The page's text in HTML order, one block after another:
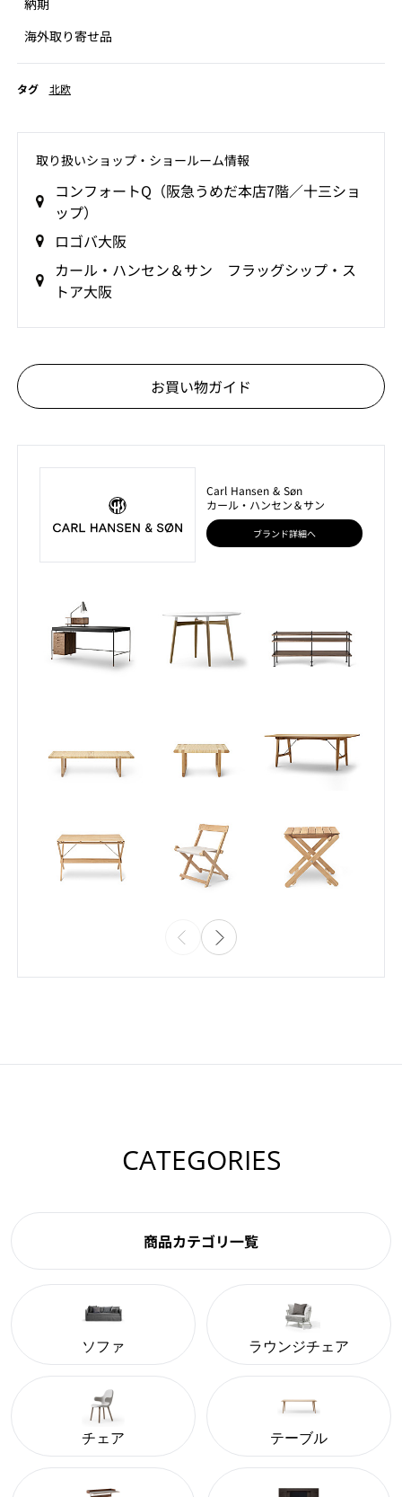
納期
海外取り寄せ品
タグ 北欧
取り扱いショップ‧ショールーム情報
コンフォートQ（阪急うめだ本店7階／十三ショ
ップ）
ロゴバ大阪
カール・ハンセン＆サン フラッグシップ・ス
トア大阪
お買い物ガイド
Carl Hansen & Søn
カール・ハンセン＆サン
ブランド詳細へ
CATEGORIES
商品カテゴリ一覧
ソファ ラウンジチェア
チェア テーブル